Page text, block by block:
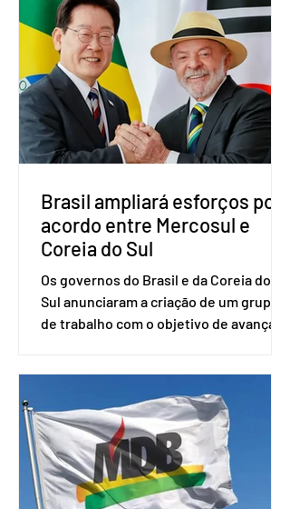
vai compor a chapa como candidato a
vice-presidente. A convenção contou
com a presença do presidente nacional
do partido, Eduardo Ribeiro, e do
senador Eduardo Girão, filiado ao Novo
desde fevereiro de 2023. Formado em
administração de empresas pela
Fundaç
Brasil ampliará esforços por
acordo entre Mercosul e
Coreia do Sul
Os governos do Brasil e da Coreia do
Sul anunciaram a criação de um grupo
de trabalho com o objetivo de avançar
Uruguai, além de outros países
associados. “Decidimos criar um grupo
de trabalho que vai identificar
sensibilidades dos dois lados e evitar
que elas sejam um empecilho para a